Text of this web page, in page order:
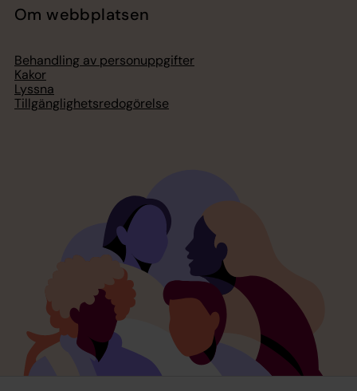
Om webbplatsen
Behandling av personuppgifter
Kakor
Lyssna
Tillgänglighetsredogörelse